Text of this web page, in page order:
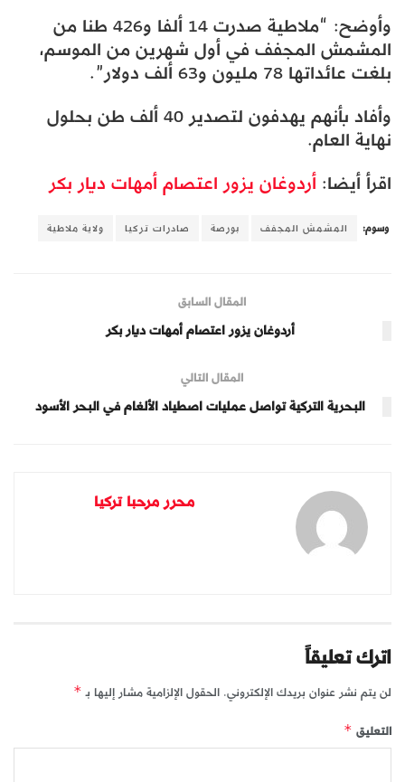
وأوضح: “ملاطية صدرت 14 ألفا و426 طنا من
المشمش المجفف في أول شهرين من الموسم،
بلغت عائداتها 78 مليون و63 ألف دولار”.
وأفاد بأنهم يهدفون لتصدير 40 ألف طن بحلول
نهاية العام.
اقرأ أيضا:أردوغان يزور اعتصام أمهات ديار بكر
وسوم: المشمش المجفف بورصة صادرات تركيا ولاية ملاطية
المقال السابق
أردوغان يزور اعتصام أمهات ديار بكر
المقال التالي
البحرية التركية تواصل عمليات اصطياد الألغام في البحر الأسود
محرر مرحبا تركيا
اترك تعليقاً
لن يتم نشر عنوان بريدك الإلكتروني. الحقول الإلزامية مشار إليها بـ *
التعليق *